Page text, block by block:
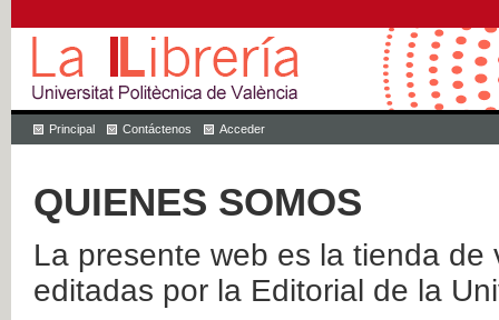
Principal Contáctenos Acceder
QUIENES SOMOS
La presente web es la tienda
editadas por la Editorial de la